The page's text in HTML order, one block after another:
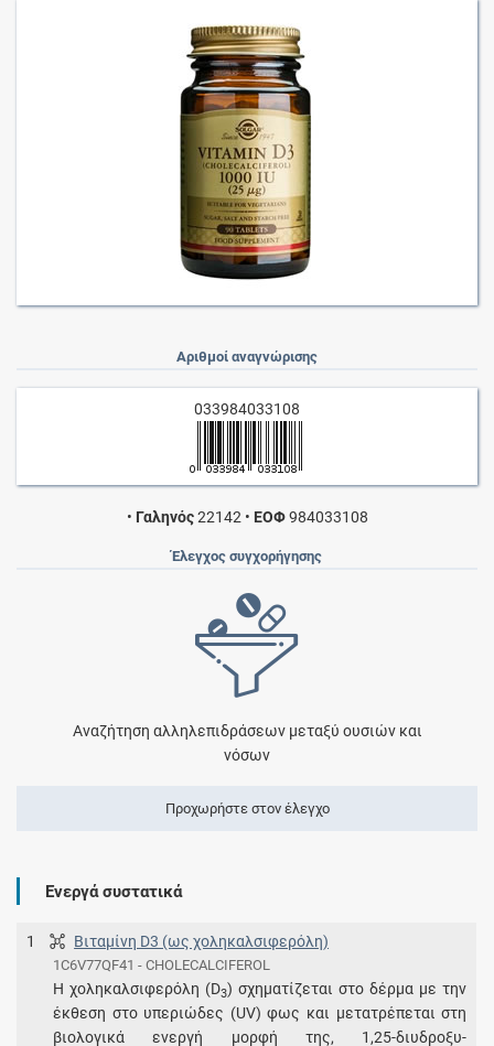
Αριθμοί αναγνώρισης
033984033108
• Γαληνός22142 • ΕΟΦ984033108
Έλεγχος συγχορήγησης
Αναζήτηση αλληλεπιδράσεων μεταξύ ουσιών και
νόσων
Προχωρήστε στον έλεγχο
Ενεργά συστατικά
1 Βιταμίνη D3 (ως χοληκαλσιφερόλη)
1C6V77QF41 - CHOLECALCIFEROL
Η χοληκαλσιφερόλη (D3) σχηματίζεται στο δέρμα με την
έκθεση στο υπεριώδες (UV) φως και μετατρέπεται στη
βιολογικά ενεργή μορφή της, 1,25-διυδροξυ-